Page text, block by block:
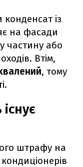
із
на фасади
частину або
Втім,
, тому
штрафу на